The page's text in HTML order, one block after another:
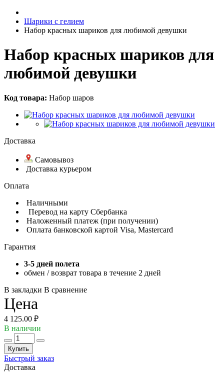
Шарики с гелием
Набор красных шариков для любимой девушки
Набор красных шариков для
любимой девушки
Код товара: Набор шаров
Доставка
Самовывоз
Доставка курьером
Оплата
Наличными
Перевод на карту Сбербанка
Наложенный платеж (при получении)
Оплата банковской картой Visa, Mastercard
Гарантия
3-5 дней полета
обмен / возврат товара в течение 2 дней
В закладки В сравнение
Цена
4 125.00 ₽
В наличии
Купить
Быстрый заказ
Доставка